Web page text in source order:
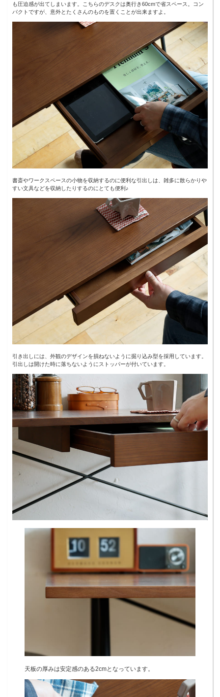
も圧迫感が出てしまいます。こちらのデスクは奥行き60cmで省スペース。コン
パクトですが、意外とたくさんのものを置くことが出来ますよ。
書斎やワークスペースの小物を収納するのに便利な引出しは、雑多に散らかりや
すい文具などを収納したりするのにとても便利♪
引き出しには、外観のデザインを損ねないように掘り込み型を採用しています。
引出しは開けた時に落ちないようにストッパーが付いています。
天板の厚みは安定感のある2cmとなっています。